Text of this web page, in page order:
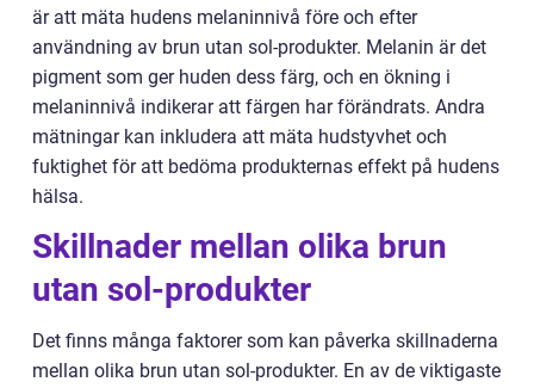
är att mäta hudens melaninnivå före och efter
användning av brun utan sol-produkter. Melanin är det
pigment som ger huden dess färg, och en ökning i
melaninnivå indikerar att färgen har förändrats. Andra
mätningar kan inkludera att mäta hudstyvhet och
fuktighet för att bedöma produkternas effekt på hudens
hälsa.
Skillnader mellan olika brun
utan sol-produkter
Det finns många faktorer som kan påverka skillnaderna
mellan olika brun utan sol-produkter. En av de viktigaste